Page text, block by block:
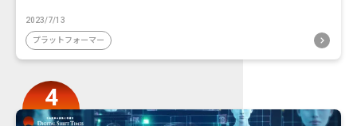
2023/7/13
プラットフォーマー